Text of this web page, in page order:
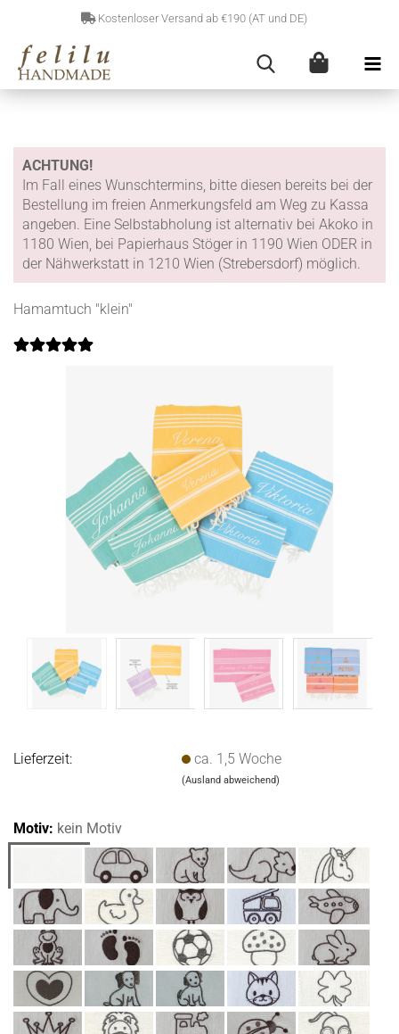
Kostenloser Versand ab €190 (AT und DE)
ACHTUNG!
Im Fall eines Wunschtermins, bitte diesen bereits bei der
Bestellung im freien Anmerkungsfeld am Weg zu Kassa
angeben. Eine Selbstabholung ist alternativ bei Akoko in
1180 Wien, bei Papierhaus Stöger in 1190 Wien ODER in
der Nähwerkstatt in 1210 Wien (Strebersdorf) möglich.
Hamamtuch "klein"
Lieferzeit: ca. 1,5 Woche
(Ausland abweichend)
Motiv: kein Motiv